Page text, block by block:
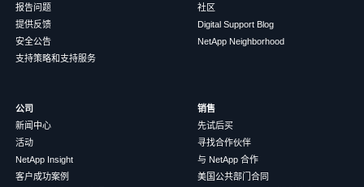
报告问题
提供反馈
安全公告
支持策略和支持服务
社区
Digital Support Blog
NetApp Neighborhood
公司
新闻中心
活动
NetApp Insight
客户成功案例
销售
先试后买
寻找合作伙伴
与 NetApp 合作
美国公共部门合同